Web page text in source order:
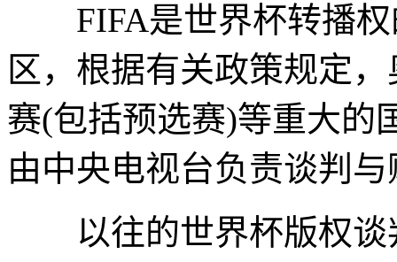
FIFA是世界杯转播权
区，根据有关政策规定
赛(包括预选赛)等重大的
由中央电视台负责谈判
以往的世界杯版权谈